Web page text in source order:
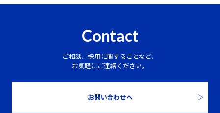
Contact
ご相談、採用に関することなど、
お気軽にご連絡ください。
お問い合わせへ